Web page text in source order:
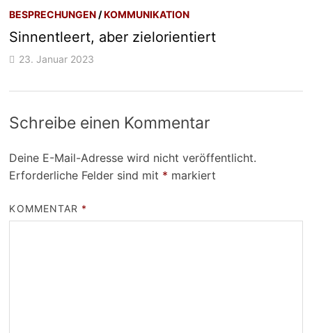
BESPRECHUNGEN /KOMMUNIKATION
Sinnentleert, aber zielorientiert
23. Januar 2023
Schreibe einen Kommentar
Deine E-Mail-Adresse wird nicht veröffentlicht.
Erforderliche Felder sind mit * markiert
KOMMENTAR *